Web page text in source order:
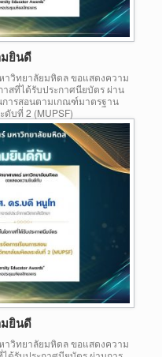
ยินดี
วิทยาลัยมหิดล ขอแสดงความ
าสที่ได้รับประกาศนียบัตร ผ่าน
การสอนตามเกณฑ์มาตรฐาน
บที่ 2 (MUPSF)
ยินดี
วิทยาลัยมหิดล ขอแสดงความ